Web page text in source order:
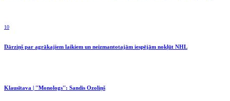
10
Dārziņš par agrākajiem laikiem un neizmantotajām iespējām nokļūt NHL
Klausītava | ''Monologs'': Sandis Ozoliņš